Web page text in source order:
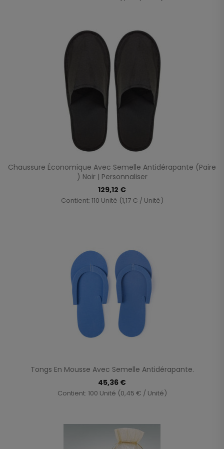
Chaussure Économique Avec Semelle Antidérapante (paire
) Noir | Personnaliser
129,12 €
Contient: 110 Unité (1,17 € / Unité)
Tongs En Mousse Avec Semelle Antidérapante.
45,36 €
Contient: 100 Unité (0,45 € / Unité)